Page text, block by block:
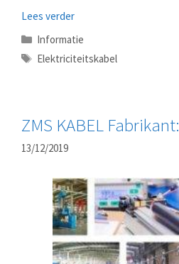
Lees verder
Categorieën
Informatie
Tags
Elektriciteitskabel
ZMS KABEL Fabrikant:
13/12/2019